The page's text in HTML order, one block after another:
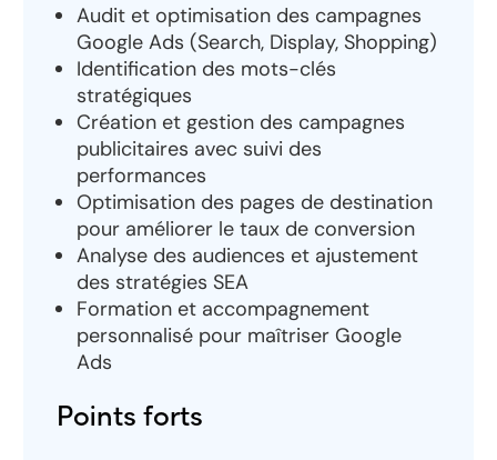
Audit et optimisation des campagnes
Google Ads (Search, Display, Shopping)
Identification des mots-clés
stratégiques
Création et gestion des campagnes
publicitaires avec suivi des
performances
Optimisation des pages de destination
pour améliorer le taux de conversion
Analyse des audiences et ajustement
des stratégies SEA
Formation et accompagnement
personnalisé pour maîtriser Google
Ads
Points forts